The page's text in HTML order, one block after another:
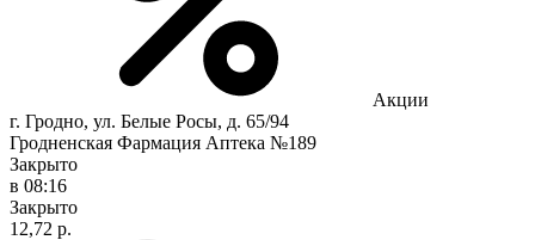
Акции
г. Гродно, ул. Белые Росы, д. 65/94
Гродненская Фармация Аптека №189
Закрыто
в 08:16
Закрыто
12,72 р.